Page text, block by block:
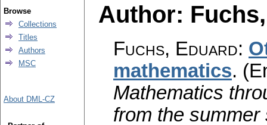
Author:
Fuchs, Eduard:
mathematics.
Mathematics
from the
Browse
Collections
Titles
Authors
MSC
About DML-CZ